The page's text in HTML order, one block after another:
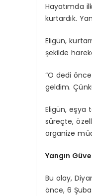
Hayatımda
kurtardık.
Eligün,
şekilde
“O dedi
geldim.
Eligün, eşya
süreçte,
organize
Yangın
Bu olay,
önce, 6